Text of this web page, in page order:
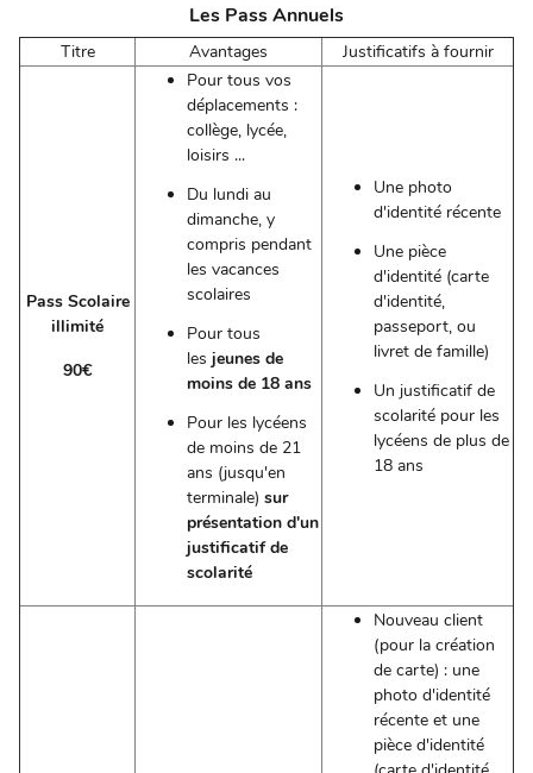
Les Pass Annuels
Titre Avantages Justificatifs à fournir
Pass Scolaire
illimité
90€
Pour tous vos
déplacements :
collège, lycée,
loisirs ...
Du lundi au
dimanche, y
compris pendant
les vacances
scolaires
Pour tous
les jeunes de
moins de 18 ans
Pour les lycéens
de moins de 21
ans (jusqu'en
terminale) sur
présentation d'un
justificatif de
scolarité
Une photo
d'identité récente
Une pièce
d'identité (carte
d'identité,
passeport, ou
livret de famille)
Un justificatif de
scolarité pour les
lycéens de plus de
18 ans
Nouveau client
(pour la création
de carte) : une
photo d'identité
récente et une
pièce d'identité